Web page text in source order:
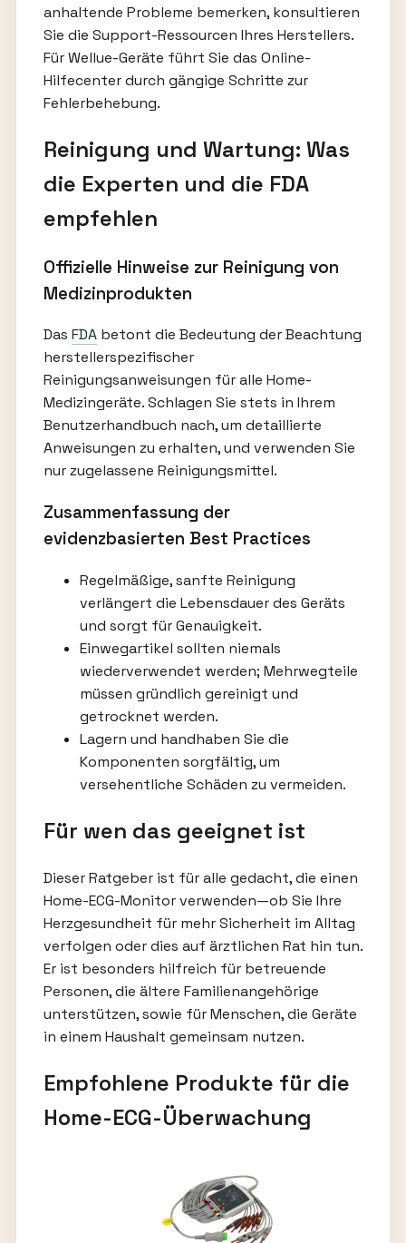
anhaltende Probleme bemerken, konsultieren
Sie die Support-Ressourcen Ihres Herstellers.
Für Wellue-Geräte führt Sie das Online-
Hilfecenter durch gängige Schritte zur
Fehlerbehebung.
Reinigung und Wartung: Was
die Experten und die FDA
empfehlen
Offizielle Hinweise zur Reinigung von
Medizinprodukten
Das FDAbetont die Bedeutung der Beachtung
herstellerspezifischer
Reinigungsanweisungen für alle Home-
Medizingeräte. Schlagen Sie stets in Ihrem
Benutzerhandbuch nach, um detaillierte
Anweisungen zu erhalten, und verwenden Sie
nur zugelassene Reinigungsmittel.
Zusammenfassung der
evidenzbasierten Best Practices
Regelmäßige, sanfte Reinigung
verlängert die Lebensdauer des Geräts
und sorgt für Genauigkeit.
Einwegartikel sollten niemals
wiederverwendet werden; Mehrwegteile
müssen gründlich gereinigt und
getrocknet werden.
Lagern und handhaben Sie die
Komponenten sorgfältig, um
versehentliche Schäden zu vermeiden.
Für wen das geeignet ist
Dieser Ratgeber ist für alle gedacht, die einen
Home-ECG-Monitor verwenden—ob Sie Ihre
Herzgesundheit für mehr Sicherheit im Alltag
verfolgen oder dies auf ärztlichen Rat hin tun.
Er ist besonders hilfreich für betreuende
Personen, die ältere Familienangehörige
unterstützen, sowie für Menschen, die Geräte
in einem Haushalt gemeinsam nutzen.
Empfohlene Produkte für die
Home-ECG-Überwachung